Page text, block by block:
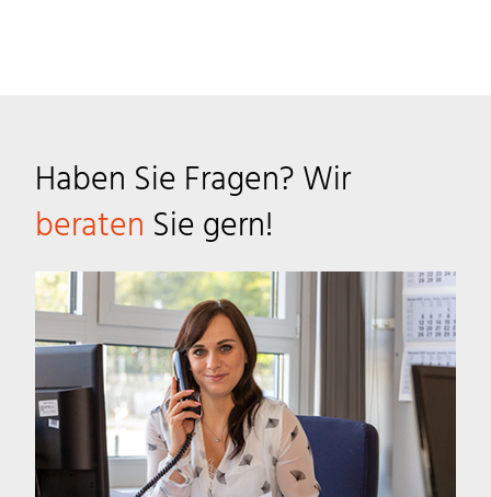
Haben Sie Fragen? Wir
beraten Sie gern!